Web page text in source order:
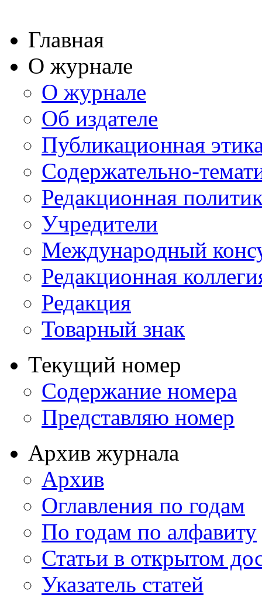
Главная
О журнале
О журнале
Об издателе
Публикационная
Содержательно-
Редакционная
Учредители
Международный
Редакционная
Редакция
Товарный знак
Текущий номер
Содержание номера
Представляю номер
Архив журнала
Архив
Оглавления по годам
По годам по алфавиту
Статьи в открытом
Указатель статей